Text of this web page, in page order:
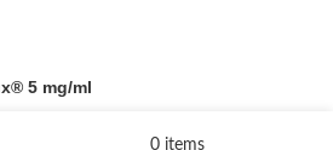
5 mg/ml
0 items